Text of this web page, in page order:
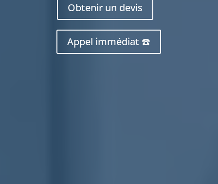
Obtenir un devis
Appel immédiat ☎️